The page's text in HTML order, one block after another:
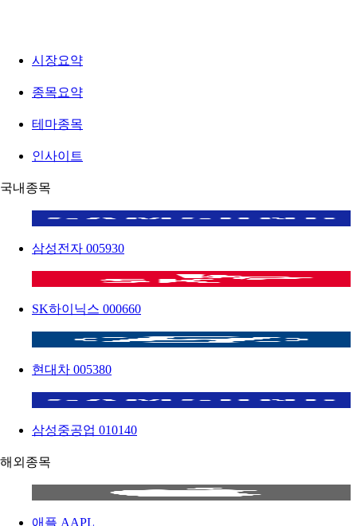
시장요약
종목요약
테마종목
인사이트
국내종목
삼성전자 005930
SK하이닉스 000660
현대차 005380
삼성중공업 010140
해외종목
애플 AAPL